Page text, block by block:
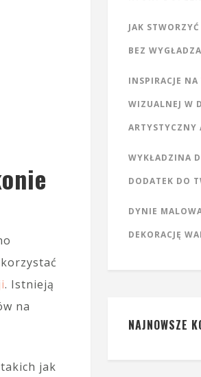
. Istnieją
na
jak
JAK
BEZ
INSPIRACJE
WIZUALNEJ W
ARTYSTYCZNY
WYKŁADZINA
DODATEK DO
DYNIE
DEKORACJĘ
NAJNOWSZE